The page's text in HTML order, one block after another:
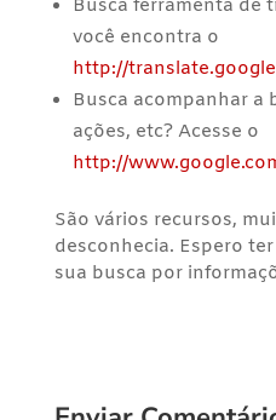
Busca ferramenta de
você encontra o
http://
Busca acompanhar a
ações, etc? Acesse o
http://
São vários recursos,
desconhecia. Espero
sua busca por